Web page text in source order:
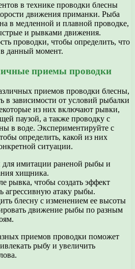
в технике проводки блесны
движения приманки. Рыба
в медленной и плавной проводке,
и рывками движения.
проводки, чтобы определить, что
данный момент.
приемы проводки
приемов проводки блесны,
в зависимости от условий рыбалки
из них включают рывки,
паузой, а также проводку с
в воде. Экспериментируйте с
определить, какой из них
ситуации.
для имитации раненой рыбы и
хищника.
рывка, чтобы создать эффект
агрессивную атаку рыбы.
блесну с изменением ее высоты
движение рыбы по разным
приемов проводки поможет
рыбу и увеличить